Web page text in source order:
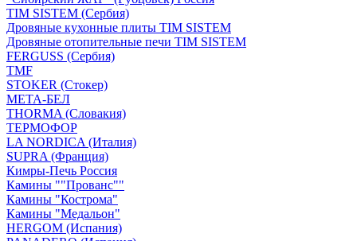
TIM SISTEM (Сербия)
Дровяные кухонные плиты TIM SISTEM
Дровяные отопительные печи TIM SISTEM
FERGUSS (Сербия)
TMF
STOKER (Стокер)
МЕТА-БЕЛ
THORMA (Словакия)
ТЕРМОФОР
LA NORDICA (Италия)
SUPRA (Франция)
Кимры-Печь Россия
Камины ""Прованс""
Камины "Кострома"
Камины "Медальон"
HERGOM (Испания)